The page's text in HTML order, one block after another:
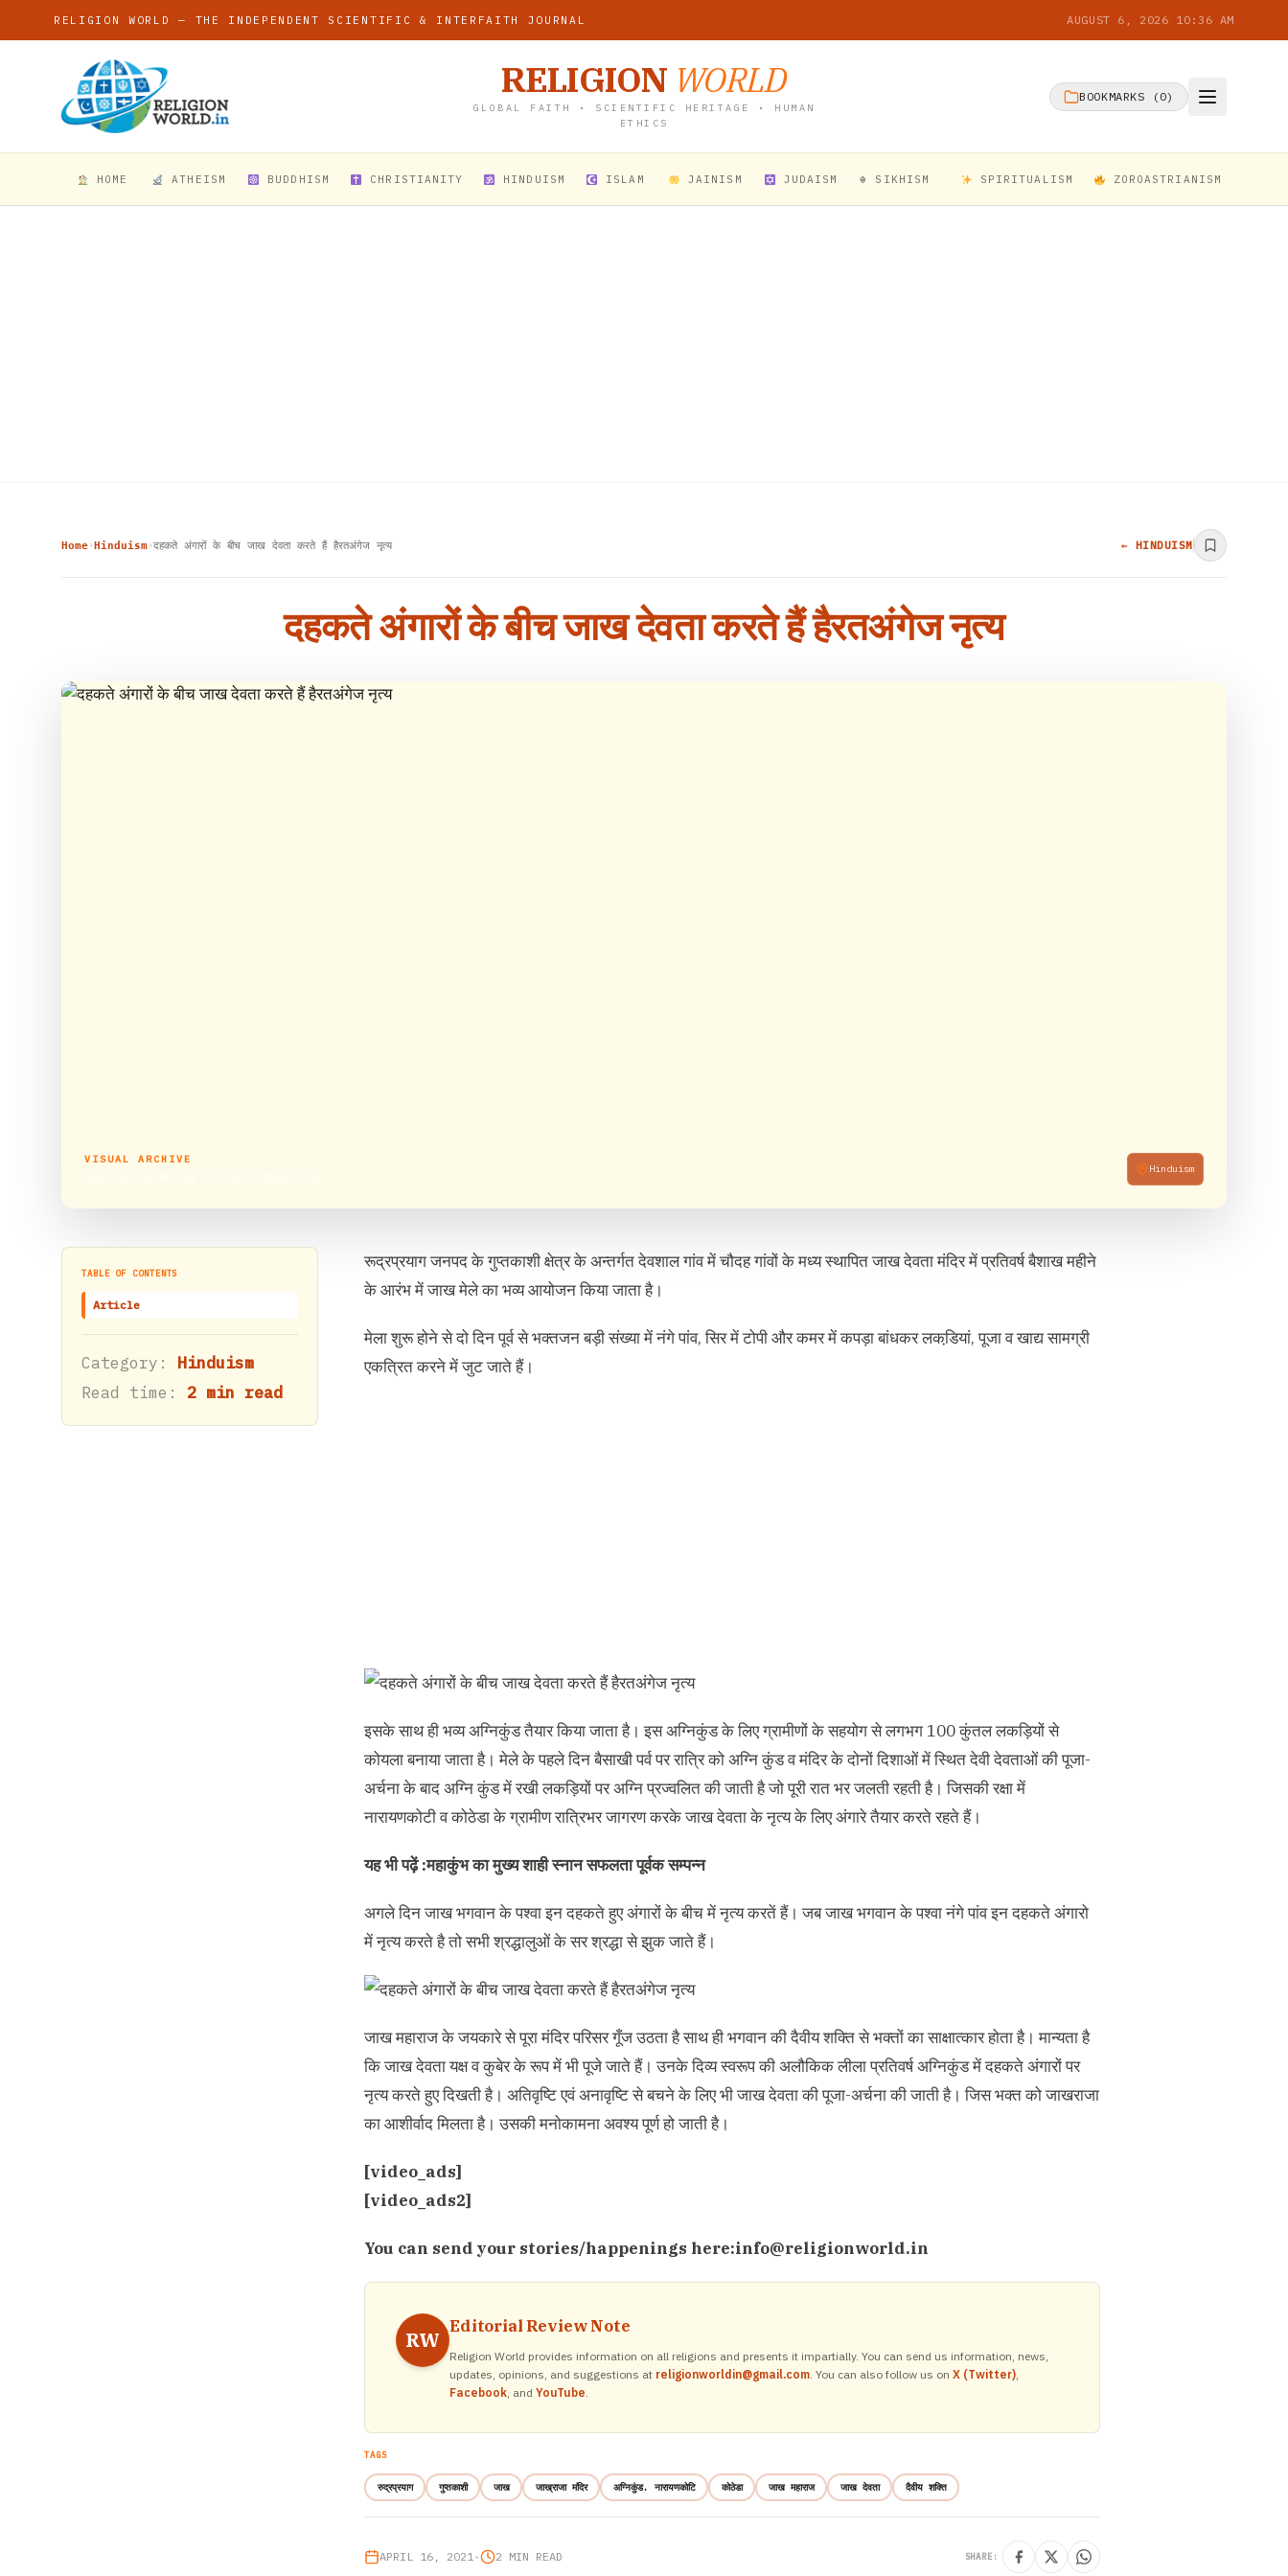
RELIGION WORLD — THE INDEPENDENT SCIENTIFIC & INTERFAITH JOURNAL AUGUST 6, 2026 10:36 AM
RELIGION WORLD
GLOBAL FAITH • SCIENTIFIC HERITAGE • HUMAN
ETHICS
BOOKMARKS ( 0)
HOME ATHEISM BUDDHISM CHRISTIANITY HINDUISM ISLAM JAINISM JUDAISM ☬ SIKHISM SPIRITUALISM ZOROASTRIANISM
Home›Hinduism›दहकते अंगारों के बीच जाख देवता करते हैं हैरतअंगेज नृत्य ← HINDUISM
दहकते अंगारों के बीच जाख देवता करते हैं हैरतअंगेज नृत्य
VISUAL ARCHIVE
Hinduism
TABLE OF CONTENTS
Article
Category: Hinduism
Read time: 2 min read
रूद्रप्रयाग जनपद के गुप्तकाशी क्षेत्र के अन्तर्गत देवशाल गांव में चौदह गांवों के मध्य स्थापित जाख देवता मंदिर में प्रतिवर्ष बैशाख महीने
के आरंभ में जाख मेले का भव्य आयोजन किया जाता है।
मेला शुरू होने से दो दिन पूर्व से भक्तजन बड़ी संख्या में नंगे पांव, सिर में टोपी और कमर में कपड़ा बांधकर लकडि़यां, पूजा व खाद्य सामग्री
एकत्रित करने में जुट जाते हैं।
इसके साथ ही भव्य अग्निकुंड तैयार किया जाता है। इस अग्निकुंड के लिए ग्रामीणों के सहयोग से लगभग 100 कुंतल लकड़ियों से
कोयला बनाया जाता है। मेले के पहले दिन बैसाखी पर्व पर रात्रि को अग्नि कुंड व मंदिर के दोनों दिशाओं में स्थित देवी देवताओं की पूजा-
अर्चना के बाद अग्नि कुंड में रखी लकड़ियों पर अग्नि प्रज्वलित की जाती है जो पूरी रात भर जलती रहती है। जिसकी रक्षा में
नारायणकोटी व कोठेडा के ग्रामीण रात्रिभर जागरण करके जाख देवता के नृत्य के लिए अंगारे तैयार करते रहते हैं।
यह भी पढ़ें :महाकुंभ का मुख्य शाही स्नान सफलता पूर्वक सम्पन्न
अगले दिन जाख भगवान के पश्वा इन दहकते हुए अंगारों के बीच में नृत्य करतें हैं। जब जाख भगवान के पश्वा नंगे पांव इन दहकते अंगारो
में नृत्य करते है तो सभी श्रद्धालुओं के सर श्रद्धा से झुक जाते हैं।
जाख महाराज के जयकारे से पूरा मंदिर परिसर गूँज उठता है साथ ही भगवान की दैवीय शक्ति से भक्तों का साक्षात्कार होता है। मान्यता है
कि जाख देवता यक्ष व कुबेर के रूप में भी पूजे जाते हैं। उनके दिव्य स्वरूप की अलौकिक लीला प्रतिवर्ष अग्निकुंड में दहकते अंगारों पर
नृत्य करते हुए दिखती है। अतिवृष्टि एवं अनावृष्टि से बचने के लिए भी जाख देवता की पूजा-अर्चना की जाती है। जिस भक्त को जाखराजा
का आशीर्वाद मिलता है। उसकी मनोकामना अवश्य पूर्ण हो जाती है।
[video_ads]
[video_ads2]
You can send your stories/happenings here:info@religionworld.in
RW
Editorial Review Note
Religion World provides information on all religions and presents it impartially. You can send us information, news,
updates, opinions, and suggestions at religionworldin@gmail.com. You can also follow us on X (Twitter),
Facebook, and YouTube.
TAGS
रुद्रप्रयाग गुप्तकाशी जाख जाख्राजा मंदिर अग्निकुंड. नारायणकोटि कोठेडा जाख महाराज जाख देवता दैवीय शक्ति
APRIL 16, 2021• 2 MIN READ SHARE: